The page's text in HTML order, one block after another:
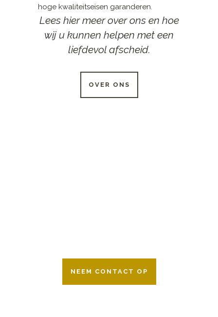
hoge kwaliteitseisen garanderen.
Lees hier meer over ons en hoe
wij u kunnen helpen met een
liefdevol afscheid.
OVER ONS
NEEM CONTACT OP